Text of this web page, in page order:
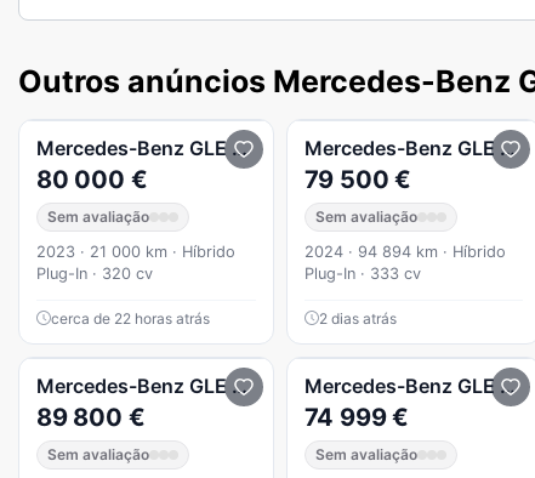
Outros anúncios Mercedes-Benz
Mercedes-Benz GLE 350
80 000 €
Sem avaliação
2023 · 21 000 km · Híbrido
Plug-In · 320 cv
cerca de 22 horas atrás
Mercedes-Benz GLE 350
79 500 €
Sem avaliação
2024 · 94 894 km · Híbrido
Plug-In · 333 cv
2 dias atrás
Mercedes-Benz GLE 350 e Coupé 4Matic
89 800 €
Sem avaliação
Mercedes-Benz GLE 350
74 999 €
Sem avaliação